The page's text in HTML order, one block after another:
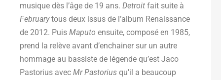
musique dès l’âge de 19 ans. Detroit fait suite à
Februarytous deux issus de l’album Renaissance
de 2012. Puis Maputo ensuite, composé en 1985,
prend la relève avant d’enchainer sur un autre
hommage au bassiste de légende qu’est Jaco
Pastorius avec Mr Pastorius qu’il a beaucoup